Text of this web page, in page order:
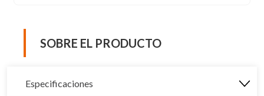
SOBRE EL PRODUCTO
Especificaciones